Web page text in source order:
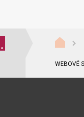
WEBOVÉ